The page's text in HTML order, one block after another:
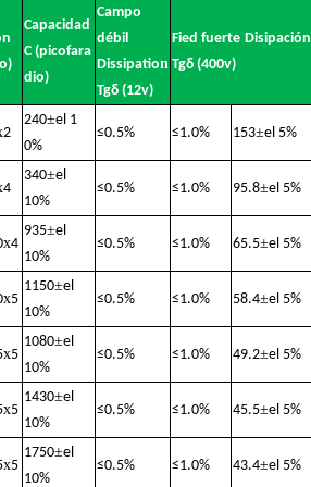
Capacidad
C (picofara
dio)
Campo
débil
Dissipation
Tgδ (12v)
Fied fuerte Disipación
Tgδ (400v)
2
240±el 1
0%
≤0.5% ≤1.0% 153±el 5%
4
340±el
10%
≤0.5% ≤1.0% 95.8±el 5%
x4
935±el
10%
≤0.5% ≤1.0% 65.5±el 5%
x5
1150±el
10%
≤0.5% ≤1.0% 58.4±el 5%
x5
1080±el
10%
≤0.5% ≤1.0% 49.2±el 5%
x5
1430±el
10%
≤0.5% ≤1.0% 45.5±el 5%
x5
1750±el
10%
≤0.5% ≤1.0% 43.4±el 5%